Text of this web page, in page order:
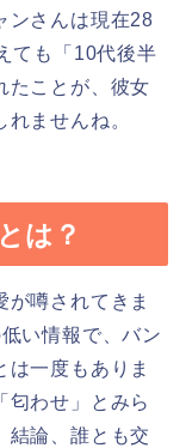
ンさんは現在28
ても「10代後半
たことが、彼女
ませんね。
は？
噂されてきま
い情報で、バン
一度もありま
匂わせ」とみら
結論、誰とも交